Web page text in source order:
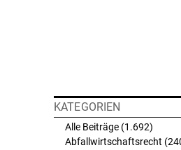
Alle Beiträge (1.692)
Abfallwirtschaftsrecht
KATEGORIEN